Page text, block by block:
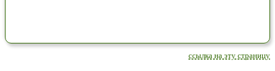
ссылка на эту страницу